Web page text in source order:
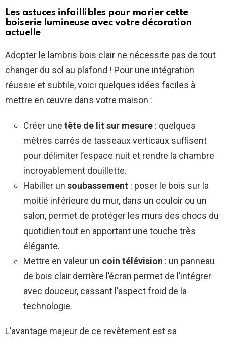
Les astuces infaillibles pour marier cette
boiserie lumineuse avec votre décoration
actuelle
Adopter le lambris bois clair ne nécessite pas de tout
changer du sol au plafond ! Pour une intégration
réussie et subtile, voici quelques idées faciles à
mettre en œuvre dans votre maison :
Créer une tête de lit sur mesure : quelques
mètres carrés de tasseaux verticaux suffisent
pour délimiter l’espace nuit et rendre la chambre
incroyablement douillette.
Habiller un soubassement : poser le bois sur la
moitié inférieure du mur, dans un couloir ou un
salon, permet de protéger les murs des chocs du
quotidien tout en apportant une touche très
élégante.
Mettre en valeur un coin télévision : un panneau
de bois clair derrière l’écran permet de l’intégrer
avec douceur, cassant l’aspect froid de la
technologie.
L’avantage majeur de ce revêtement est sa